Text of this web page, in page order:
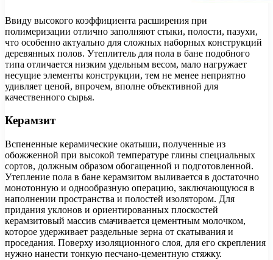
Ввиду высокого коэффициента расширения при
полимеризации отлично заполняют стыки, полости, пазухи,
что особенно актуально для сложных наборных конструкций
деревянных полов. Утеплитель для пола в бане подобного
типа отличается низким удельным весом, мало нагружает
несущие элементы конструкции, тем не менее неприятно
удивляет ценой, впрочем, вполне объективной для
качественного сырья.
Керамзит
Вспененные керамические окатыши, полученные из
обожженной при высокой температуре глины специальных
сортов, должным образом обогащенной и подготовленной.
Утепление пола в бане керамзитом выливается в достаточно
монотонную и однообразную операцию, заключающуюся в
наполнении пространства и полостей изолятором. Для
придания уклонов и ориентированных плоскостей
керамзитовый массив смачивается цементным молочком,
которое удерживает раздельные зерна от скатывания и
проседания. Поверху изоляционного слоя, для его скрепления
нужно нанести тонкую песчано-цементную стяжку.